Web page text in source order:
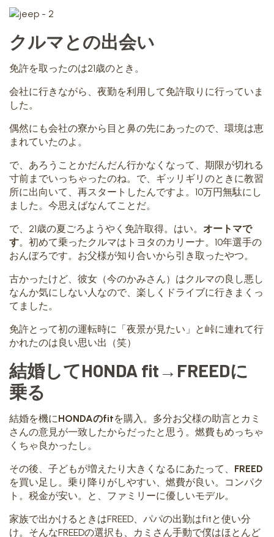
クルマとの出会い
免許を取ったのは21歳のとき。
会社に行きながら、夜勤を利用して免許取りに行っていま
した。
偶然にも会社の寮から目と鼻の先にあったので、環境は恵
まれていたのよ。
で、あろうことかだんだん行かなくなって、期限が切れる
寸前までいっちゃったのね。で、ギッリギリのときに教習
所に出向いて、再スタートしたんですよ。10万円無駄にし
ました。今思えばなんてことだ。
で、21歳の夏ごろようやく免許取得。はい。 オートマで
す。初めて乗ったクルマはトヨタのカリーナ。10年選手の
おんぼろです。お父様が知り合いから引き取ったやつ。
古かったけど、彼女（今のかみさん）はクルマの良し悪し
なんか気にしない人なので、楽しくドライブに行きまくっ
てました。
免許とって初の運転時に「夜景が見たい」と峠に連れて行
かれたのは良い思い出（笑）
結婚してHONDA fit→FREEDに
乗る
結婚を機にHONDAのfitを購入。多分お父様の助言とカミ
さんの意見が一致したからだったと思う。燃費もめっちゃ
くちゃ良かったし。
その後、子どもが増えたり大きくなるにあたって、 FREED
を買い足し。乗り降りがしやすい、燃費が良い。コンパク
ト。税金が安い。と、ファミリーに優しいモデル。
家族で出かけるときはFREED、パパの出勤はfitと使い分
け。そんなFREEDの選択も、カミさん手動で僕はほとんど